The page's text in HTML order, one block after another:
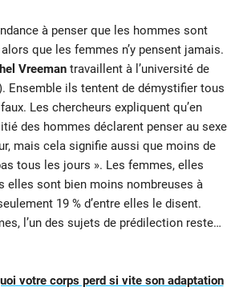
à penser que les hommes sont
que les femmes n’y pensent jamais.
Vreeman travaillent à l’université de
Ensemble ils tentent de démystifier tous
Les chercheurs expliquent qu’en
des hommes déclarent penser au sexe
mais cela signifie aussi que moins de
tous les jours ». Les femmes, elles
elles sont bien moins nombreuses à
19 % d’entre elles le disent.
l’un des sujets de prédilection reste…
votre corps perd si vite son adaptation